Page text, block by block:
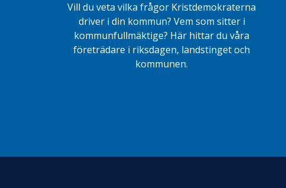
Vill du veta vilka frågor Kristdemokraterna
driver i din kommun? Vem som sitter i
kommunfullmäktige? Här hittar du våra
företrädare i riksdagen, landstinget och
kommunen.